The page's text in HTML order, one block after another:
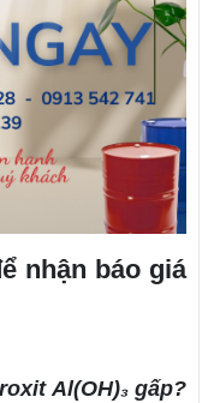
nhận báo giá
Al(OH)₃ gấp?